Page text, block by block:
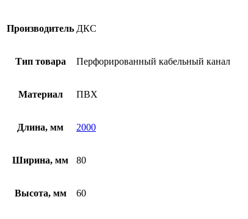
Производитель ДКС
Тип товара Перфорированный кабельный канал
Материал ПВХ
Длина, мм 2000
Ширина, мм 80
Высота, мм 60